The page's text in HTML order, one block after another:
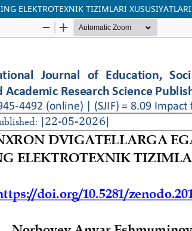
ELEKTROTEXNIK TIZIMLARI XUSUSIYATLARI